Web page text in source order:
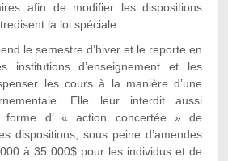
afin de modifier les dispositions
la loi spéciale.
le semestre d’hiver et le reporte en
institutions d’enseignement et les
les cours à la manière d’une
Elle leur interdit aussi
forme d’ « action concertée » de
dispositions, sous peine d’amendes
à 35 000$ pour les individus et de